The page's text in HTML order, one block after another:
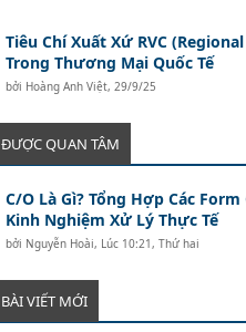
Tiêu Chí Xuất Xứ RVC
Trong Thương Mại Quốc Tế
bởi Hoàng Anh Việt, 29/9/25
ĐƯỢC QUAN TÂM
C/O Là Gì? Tổng Hợp Các
Kinh Nghiệm Xử Lý Thực Tế
bởi Nguyễn Hoài, Lúc 10:21, Thứ hai
BÀI VIẾT MỚI